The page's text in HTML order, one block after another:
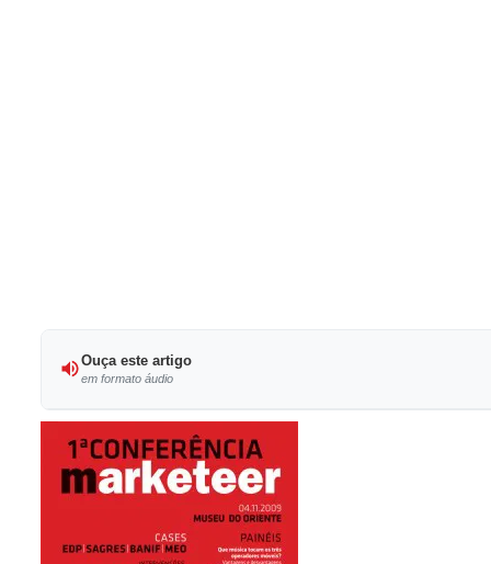
Ouça este artigo
em formato áudio